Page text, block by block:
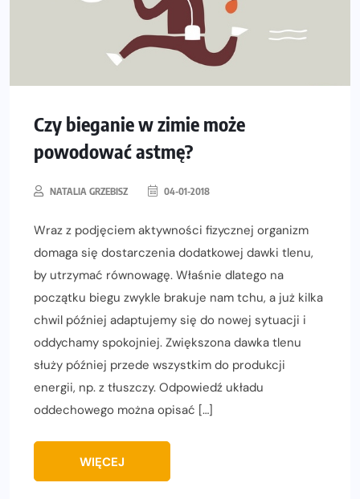
Czy bieganie w zimie może
powodować astmę?
NATALIA GRZEBISZ 04-01-2018
Wraz z podjęciem aktywności fizycznej organizm
domaga się dostarczenia dodatkowej dawki tlenu,
by utrzymać równowagę. Właśnie dlatego na
początku biegu zwykle brakuje nam tchu, a już kilka
chwil później adaptujemy się do nowej sytuacji i
oddychamy spokojniej. Zwiększona dawka tlenu
służy później przede wszystkim do produkcji
energii, np. z tłuszczy. Odpowiedź układu
oddechowego można opisać […]
WIĘCEJ